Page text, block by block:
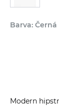
Barva: Černá
Modern